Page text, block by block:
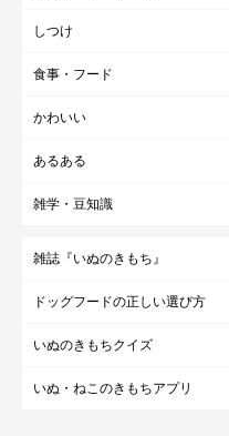
しつけ
食事・フード
かわいい
あるある
雑学・豆知識
雑誌『いぬのきもち』
ドッグフードの正しい選び方
いぬのきもちクイズ
いぬ・ねこのきもちアプリ